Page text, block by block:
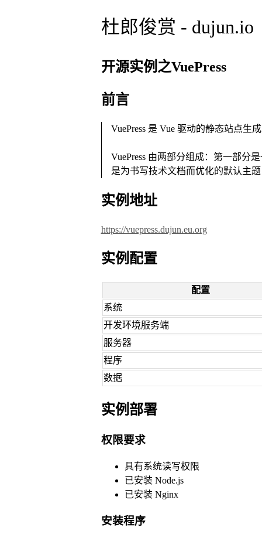
杜郎俊赏 - dujun.io
开源实例之VuePress
前言
VuePress 是 Vue 驱动的静态站点生
VuePress 由两部分组成：第一部分
是为书写技术文档而优化的默认主
实例地址
https://vuepress.dujun.eu.org
实例配置
配置
系统
开发环境服务端
服务器
程序
数据
实例部署
权限要求
具有系统读写权限
已安装 Node.js
已安装 Nginx
安装程序